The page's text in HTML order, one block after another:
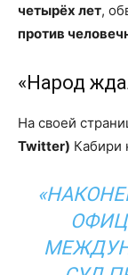
четырёх лет,
против
«Народ
На своей
Twitter) Кабири